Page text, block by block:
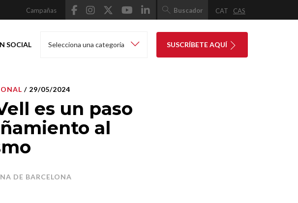
Campañas Buscador CAT CAS
SOCIAL Selecciona una categoría SUSCRÍBETE AQUÍ
/ 29/05/2024
es un paso
al
DE BARCELONA